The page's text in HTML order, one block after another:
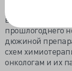
выделило 70
прошлогоднего
дюжиной
схем
онкологам и их